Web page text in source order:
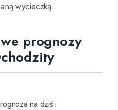
wycieczką.
prognozy
na dziś i